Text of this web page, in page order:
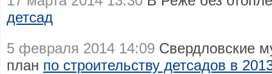
детсад
5 февраля 2014 14:09 Свердловские
план по строительству детсадов в